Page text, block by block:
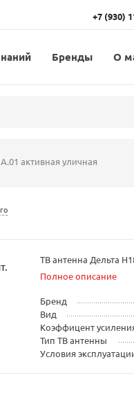
+7 (930)
Бренды О
активная уличная
ТВ антенна Дельта
Полное описание
Бренд
Вид
Коэффицент
Тип ТВ антенны
Условия